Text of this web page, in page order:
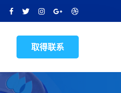
取得联系